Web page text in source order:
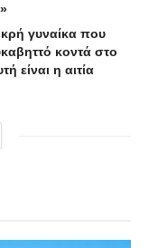
γυναίκα που
κοντά στο
είναι η αιτία